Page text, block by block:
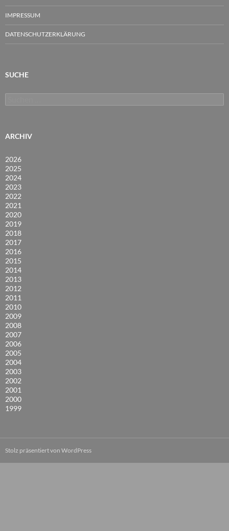
IMPRESSUM
DATENSCHUTZERKLÄRUNG
SUCHE
nach:
ARCHIV
2026
2025
2024
2023
2022
2021
2020
2019
2018
2017
2016
2015
2014
2013
2012
2011
2010
2009
2008
2007
2006
2005
2004
2003
2002
2001
2000
1999
Stolz präsentiert von WordPress